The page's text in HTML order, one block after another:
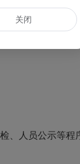
酬、考核奖
、人员公示等程
关闭